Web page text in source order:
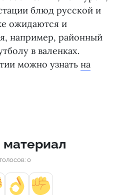
блюд русской и
ожидаются и
например, районный
в валенках.
можно узнать на
0